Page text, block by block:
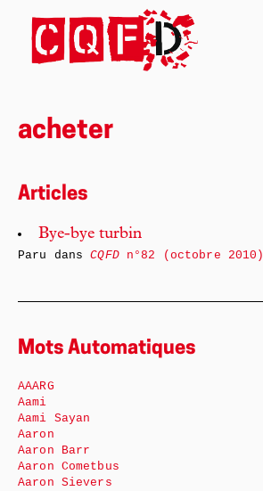
acheter
Articles
Bye-bye turbin
Paru dansCQFDn°82 (octobre 2010)
Mots Automatiques
AAARG
Aami
Aami Sayan
Aaron
Aaron Barr
Aaron Cometbus
Aaron Sievers